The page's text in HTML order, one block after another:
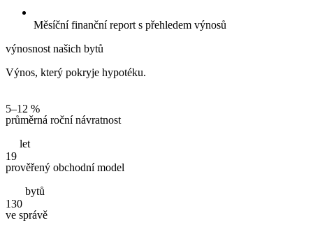
Měsíční finanční report s přehledem výnosů
výnosnost našich bytů
Výnos, který pokryje hypotéku.
5–12 %
průměrná roční návratnost
19
let
prověřený obchodní model
130
bytů
ve správě